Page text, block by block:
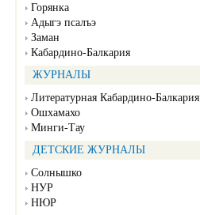
Горянка
Адыгэ псалъэ
Заман
Кабардино-Балкария
ЖУРНАЛЫ
Литературная Кабардино-Балкария
Ошхамахо
Минги-Тау
ДЕТСКИЕ ЖУРНАЛЫ
Солнышко
НУР
НЮР